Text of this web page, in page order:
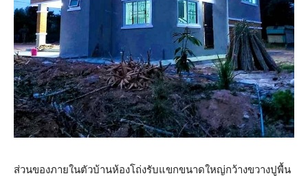
ส่วนของภายในตัวบ้านห้องโถ่งรับแขกขนาดใหญ่กว้างขวางปูพื้น